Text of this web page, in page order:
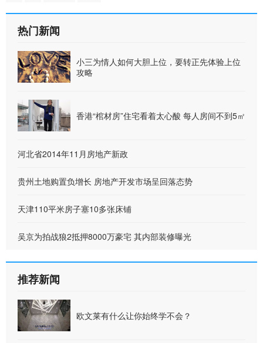
热门新闻
小三为情人如何大胆上位，要转正先体验上位
攻略
香港“棺材房”住宅看着太心酸 每人房间不到5㎡
河北省2014年11月房地产新政
贵州土地购置负增长 房地产开发市场呈回落态势
天津110平米房子塞10多张床铺
吴京为拍战狼2抵押8000万豪宅 其内部装修曝光
推荐新闻
欧文莱有什么让你始终学不会？